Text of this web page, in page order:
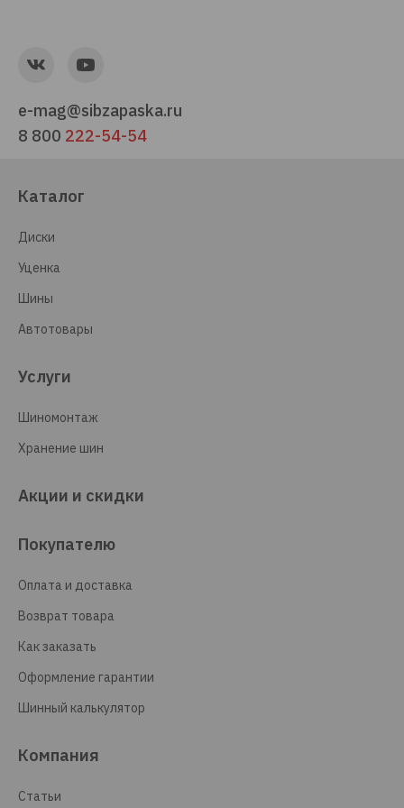
e-mag@sibzapaska.ru
8 800 222-54-54
Каталог
Диски
Уценка
Шины
Автотовары
Услуги
Шиномонтаж
Хранение шин
Акции и скидки
Покупателю
Оплата и доставка
Возврат товара
Как заказать
Оформление гарантии
Шинный калькулятор
Компания
Статьи